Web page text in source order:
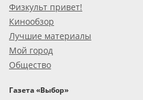
Физкульт привет!
Кинообзор
Лучшие материалы
Мой город
Общество
Газета «Выбор»